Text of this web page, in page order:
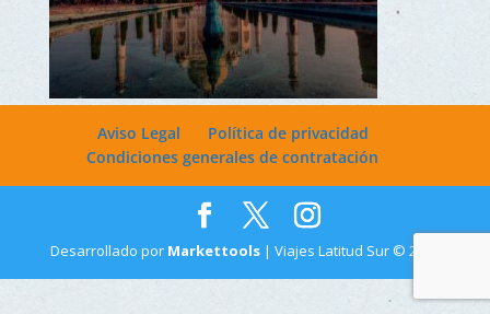
Aviso Legal
Política de privacidad
Condiciones generales de contratación
Desarrollado por Markettools | Viajes Latitud Sur © 2022